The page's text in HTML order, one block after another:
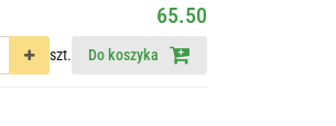
65.50
szt. Do koszyka